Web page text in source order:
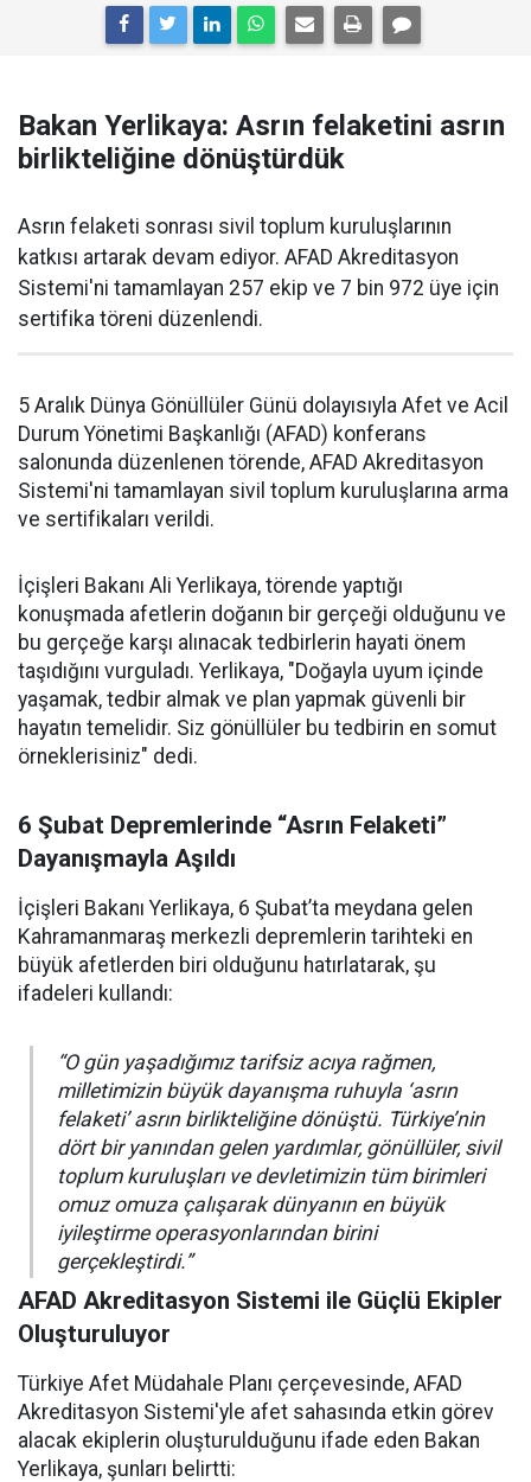
Bakan Yerlikaya: Asrın felaketini asrın
birlikteliğine dönüştürdük
Asrın felaketi sonrası sivil toplum kuruluşlarının
katkısı artarak devam ediyor. AFAD Akreditasyon
Sistemi'ni tamamlayan 257 ekip ve 7 bin 972 üye için
sertifika töreni düzenlendi.
5 Aralık Dünya Gönüllüler Günü dolayısıyla Afet ve Acil
Durum Yönetimi Başkanlığı (AFAD) konferans
salonunda düzenlenen törende, AFAD Akreditasyon
Sistemi'ni tamamlayan sivil toplum kuruluşlarına arma
ve sertifikaları verildi.
İçişleri Bakanı Ali Yerlikaya, törende yaptığı
konuşmada afetlerin doğanın bir gerçeği olduğunu ve
bu gerçeğe karşı alınacak tedbirlerin hayati önem
taşıdığını vurguladı. Yerlikaya, "Doğayla uyum içinde
yaşamak, tedbir almak ve plan yapmak güvenli bir
hayatın temelidir. Siz gönüllüler bu tedbirin en somut
örneklerisiniz" dedi.
6 Şubat Depremlerinde “Asrın Felaketi”
Dayanışmayla Aşıldı
İçişleri Bakanı Yerlikaya, 6 Şubat’ta meydana gelen
Kahramanmaraş merkezli depremlerin tarihteki en
büyük afetlerden biri olduğunu hatırlatarak, şu
ifadeleri kullandı:
“O gün yaşadığımız tarifsiz acıya rağmen,
milletimizin büyük dayanışma ruhuyla ‘asrın
felaketi’ asrın birlikteliğine dönüştü. Türkiye’nin
dört bir yanından gelen yardımlar, gönüllüler, sivil
toplum kuruluşları ve devletimizin tüm birimleri
omuz omuza çalışarak dünyanın en büyük
iyileştirme operasyonlarından birini
gerçekleştirdi.”
AFAD Akreditasyon Sistemi ile Güçlü Ekipler
Oluşturuluyor
Türkiye Afet Müdahale Planı çerçevesinde, AFAD
Akreditasyon Sistemi'yle afet sahasında etkin görev
alacak ekiplerin oluşturulduğunu ifade eden Bakan
Yerlikaya, şunları belirtti: